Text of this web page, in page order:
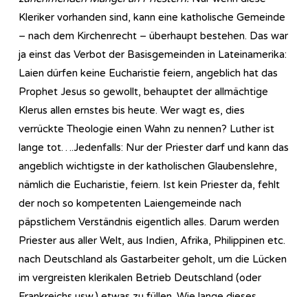
Kleriker vorhanden sind, kann eine katholische Gemeinde
– nach dem Kirchenrecht – überhaupt bestehen. Das war
ja einst das Verbot der Basisgemeinden in Lateinamerika:
Laien dürfen keine Eucharistie feiern, angeblich hat das
Prophet Jesus so gewollt, behauptet der allmächtige
Klerus allen ernstes bis heute. Wer wagt es, dies
verrückte Theologie einen Wahn zu nennen? Luther ist
lange tot….Jedenfalls: Nur der Priester darf und kann das
angeblich wichtigste in der katholischen Glaubenslehre,
nämlich die Eucharistie, feiern. Ist kein Priester da, fehlt
der noch so kompetenten Laiengemeinde nach
päpstlichem Verständnis eigentlich alles. Darum werden
Priester aus aller Welt, aus Indien, Afrika, Philippinen etc.
nach Deutschland als Gastarbeiter geholt, um die Lücken
im vergreisten klerikalen Betrieb Deutschland (oder